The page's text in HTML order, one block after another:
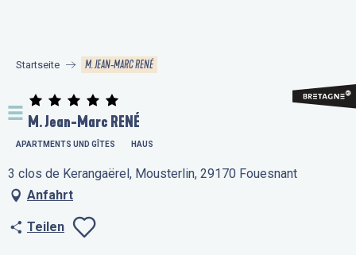
principal
Startseite M. JEAN-MARC RENÉ
M. Jean-Marc RENÉ
APARTMENTS UND GÎTES HAUS
3 clos de Kerangaërel, Mousterlin, 29170 Fouesnant
Anfahrt
Teilen